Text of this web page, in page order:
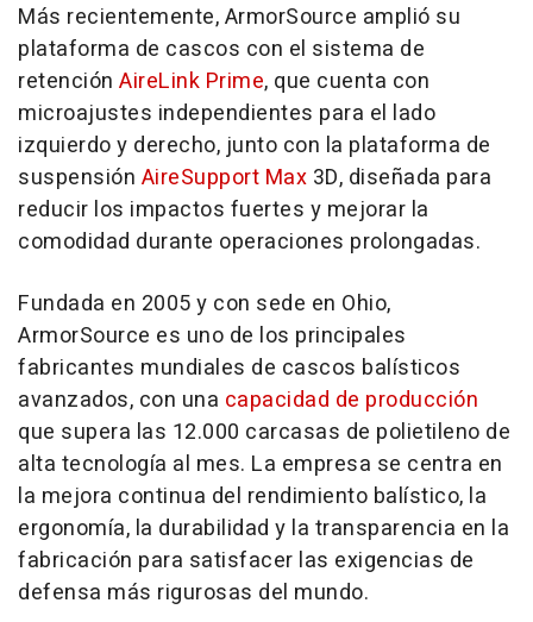
Más recientemente, ArmorSource amplió su
plataforma de cascos con el sistema de
retención AireLink Prime, que cuenta con
microajustes independientes para el lado
izquierdo y derecho, junto con la plataforma de
suspensión AireSupport Max 3D, diseñada para
reducir los impactos fuertes y mejorar la
comodidad durante operaciones prolongadas.
Fundada en 2005 y con sede en Ohio,
ArmorSource es uno de los principales
fabricantes mundiales de cascos balísticos
avanzados, con una capacidad de producción
que supera las 12.000 carcasas de polietileno de
alta tecnología al mes. La empresa se centra en
la mejora continua del rendimiento balístico, la
ergonomía, la durabilidad y la transparencia en la
fabricación para satisfacer las exigencias de
defensa más rigurosas del mundo.